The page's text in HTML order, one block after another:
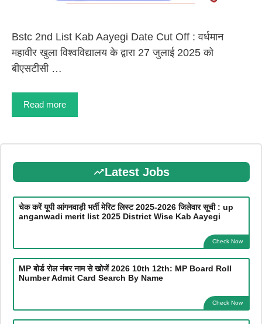
Bstc 2nd List Kab Aayegi Date Cut Off : वर्धमान
महावीर खुला विश्वविद्यालय के द्वारा 27 जुलाई 2025 को
बीएसटीसी …
Read more
Latest Jobs
चेक करें यूपी आंगनवाड़ी भर्ती मेरिट लिस्ट 2025-2026 जिलेवार सूची : up
anganwadi merit list 2025 District Wise Kab Aayegi
Check Now
MP बोर्ड रोल नंबर नाम से खोजें 2026 10th 12th: MP Board Roll
Number Admit Card Search By Name
Check Now